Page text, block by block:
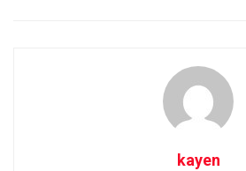
kayen